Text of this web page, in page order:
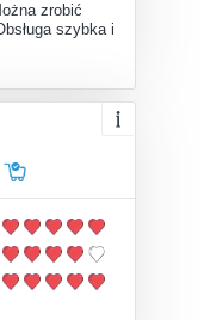
zrobić
szybka i